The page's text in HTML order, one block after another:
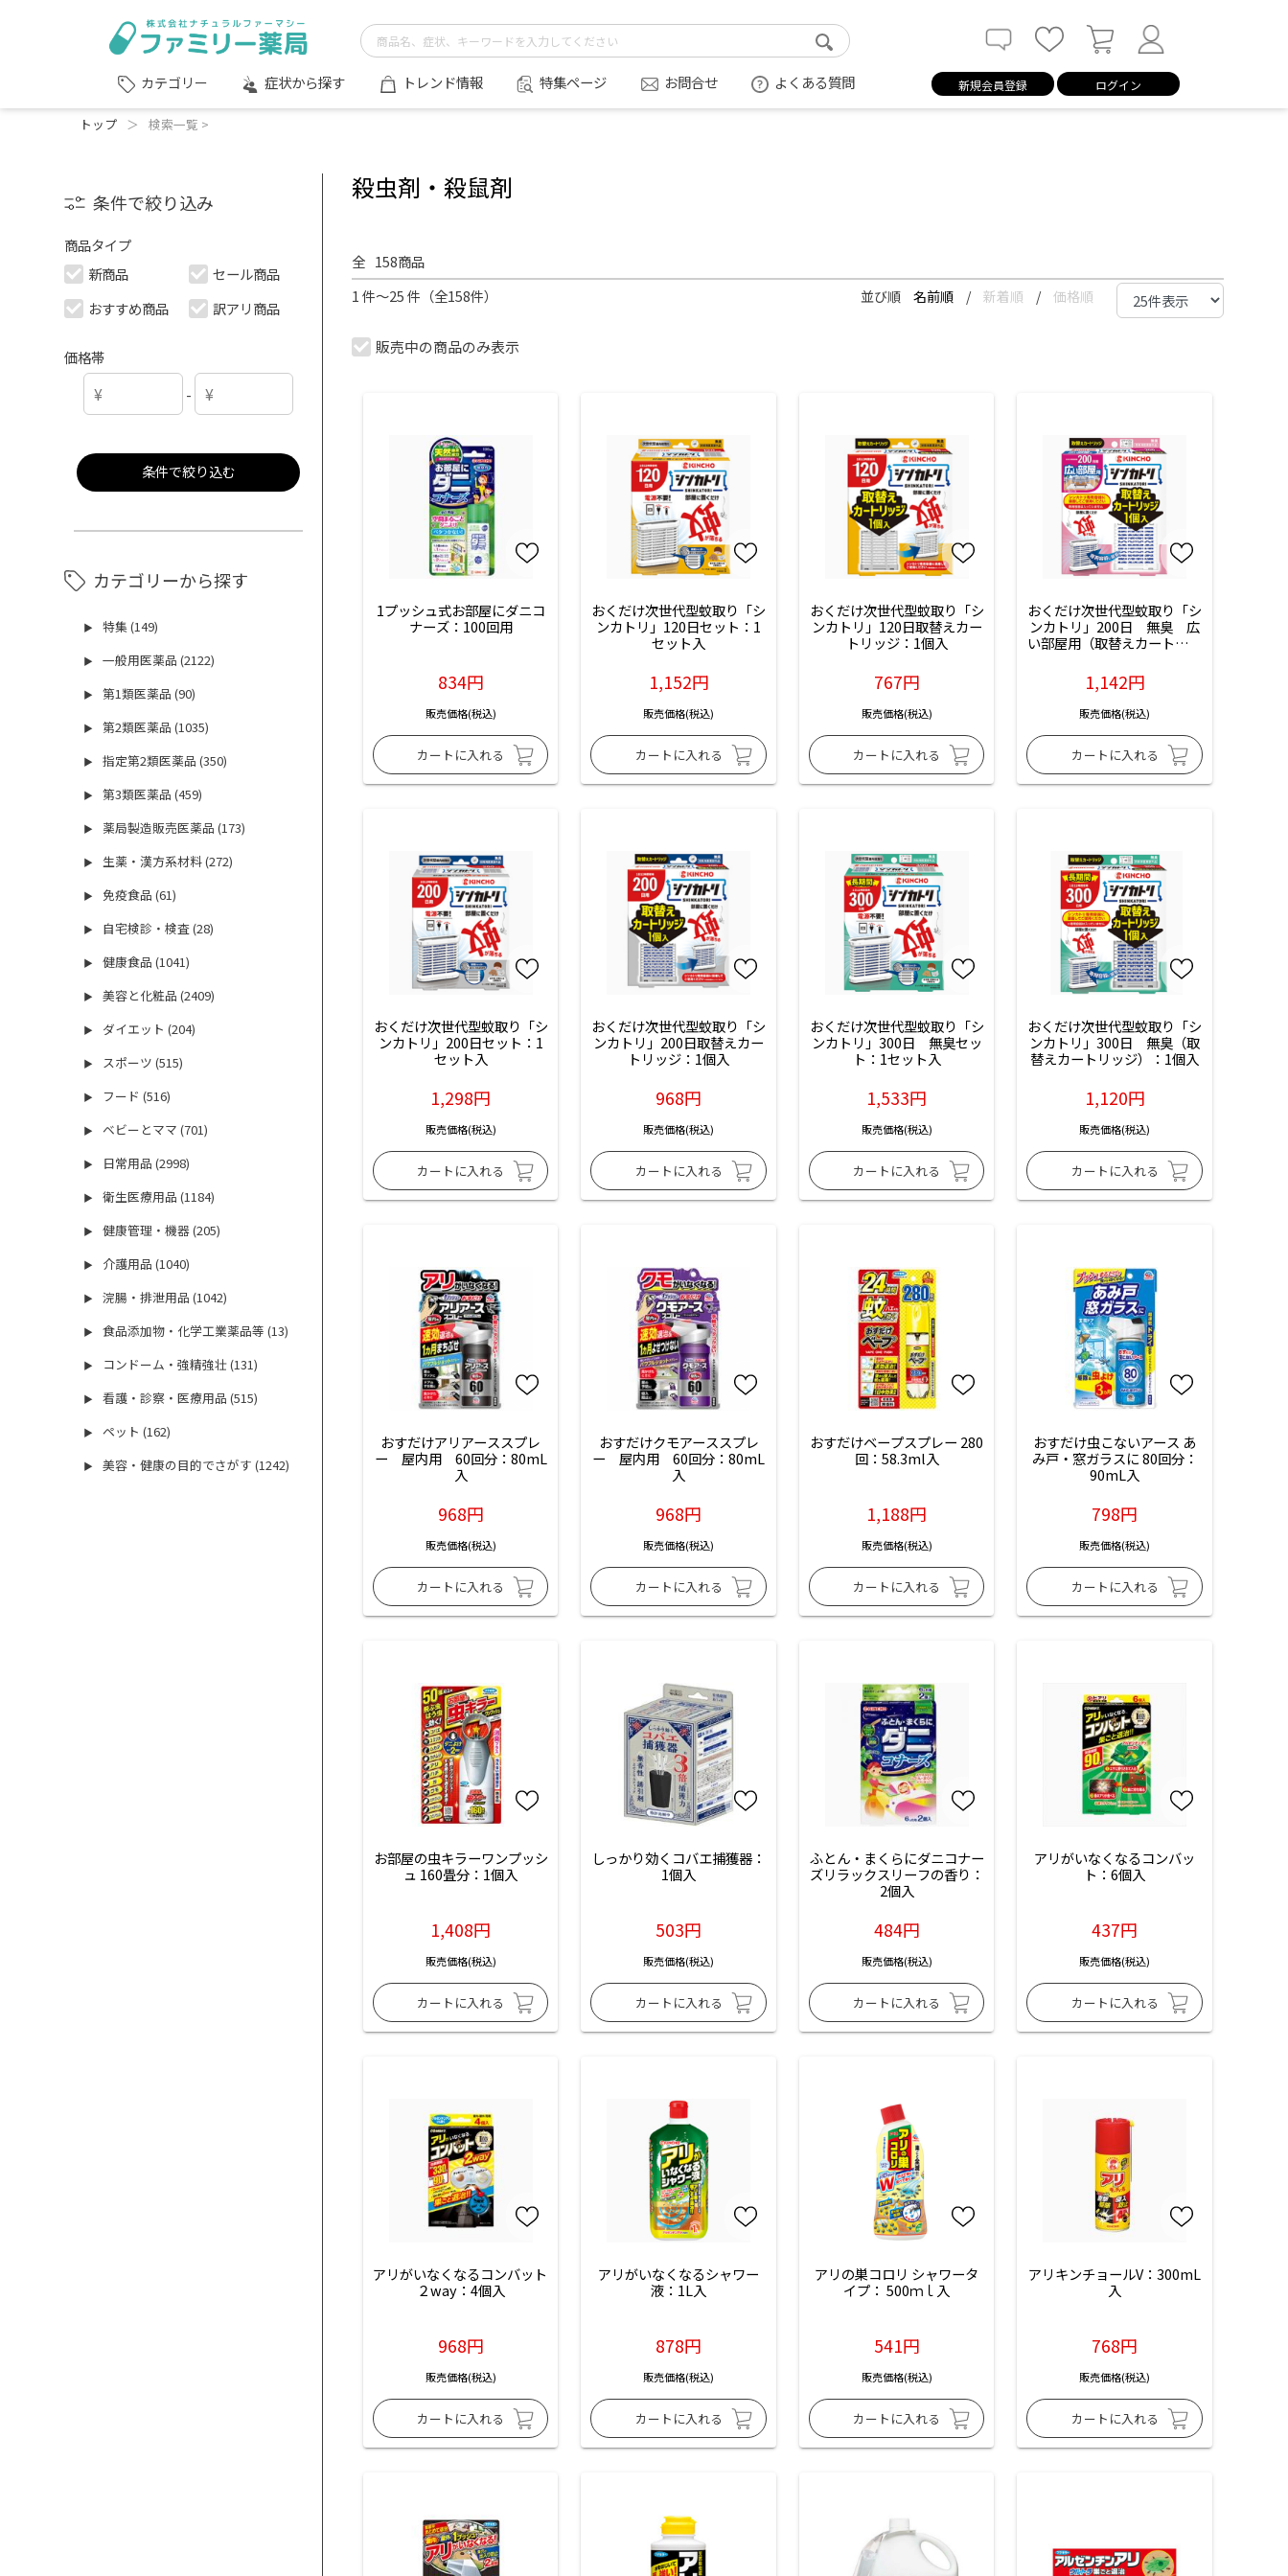
カテゴリー 症状から探す トレンド情報 特集ページ お問合せ よくある質問 新規会員登録 ログイン
トップ ＞ 検索一覧 >
条件で絞り込み
商品タイプ
新商品
セール商品
おすすめ商品
訳アリ商品
価格帯
-
条件で絞り込む
カテゴリーから探す
▶ 特集 (149)
▶ 一般用医薬品 (2122)
▶ 第1類医薬品 (90)
▶ 第2類医薬品 (1035)
▶ 指定第2類医薬品 (350)
▶ 第3類医薬品 (459)
▶ 薬局製造販売医薬品 (173)
▶ 生薬・漢方系材料 (272)
▶ 免疫食品 (61)
▶ 自宅検診・検査 (28)
▶ 健康食品 (1041)
▶ 美容と化粧品 (2409)
▶ ダイエット (204)
▶ スポーツ (515)
▶ フード (516)
▶ ベビーとママ (701)
▶ 日常用品 (2998)
▶ 衛生医療用品 (1184)
▶ 健康管理・機器 (205)
▶ 介護用品 (1040)
▶ 浣腸・排泄用品 (1042)
▶ 食品添加物・化学工業薬品等 (13)
▶ コンドーム・強精強壮 (131)
▶ 看護・診察・医療用品 (515)
▶ ペット (162)
▶ 美容・健康の目的でさがす (1242)
殺虫剤・殺鼠剤
全 158商品
1 件～25 件（全158件）
並び順 名前順 / 新着順 / 価格順
販売中の商品のみ表示
1プッシュ式お部屋にダニコ
ナーズ：100回用
834円
販売価格(税込)
おくだけ次世代型蚊取り「シ
ンカトリ」120日セット：1
セット入
1,152円
販売価格(税込)
おくだけ次世代型蚊取り「シ
ンカトリ」120日取替えカー
トリッジ：1個入
767円
販売価格(税込)
おくだけ次世代型蚊取り「シ
ンカトリ」200日　無臭　広
い部屋用（取替えカートリッ
1,142円
販売価格(税込)
おくだけ次世代型蚊取り「シ
ンカトリ」200日セット：1
セット入
1,298円
販売価格(税込)
おくだけ次世代型蚊取り「シ
ンカトリ」200日取替えカー
トリッジ：1個入
968円
販売価格(税込)
おくだけ次世代型蚊取り「シ
ンカトリ」300日　無臭セッ
ト：1セット入
1,533円
販売価格(税込)
おくだけ次世代型蚊取り「シ
ンカトリ」300日　無臭（取
替えカートリッジ）：1個入
1,120円
販売価格(税込)
おすだけアリアーススプレ
ー　屋内用　60回分：80mL
入
968円
販売価格(税込)
おすだけクモアーススプレ
ー　屋内用　60回分：80mL
入
968円
販売価格(税込)
おすだけベープスプレー 280
回：58.3ml入
1,188円
販売価格(税込)
おすだけ虫こないアース あ
み戸・窓ガラスに 80回分：
90mL入
798円
販売価格(税込)
お部屋の虫キラーワンプッシ
ュ 160畳分：1個入
1,408円
販売価格(税込)
しっかり効くコバエ捕獲器：
1個入
503円
販売価格(税込)
ふとん・まくらにダニコナー
ズリラックスリーフの香り：
2個入
484円
販売価格(税込)
アリがいなくなるコンバッ
ト：6個入
437円
販売価格(税込)
アリがいなくなるコンバット
２way：4個入
968円
販売価格(税込)
アリがいなくなるシャワー
液：1L入
878円
販売価格(税込)
アリの巣コロリ シャワータ
イプ： 500ｍｌ入
541円
販売価格(税込)
アリキンチョールV：300mL
入
768円
販売価格(税込)